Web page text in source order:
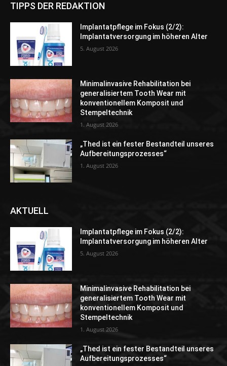
TIPPS DER REDAKTION
Implantatpflege im Fokus (2/2):
Implantatversorgung im höheren Alter
5. August 2026
Minimalinvasive Rehabilitation bei
generalisiertem Tooth Wear mit
konventionellem Komposit und
Stempeltechnik
1. August 2026
„Thed ist ein fester Bestandteil unseres
Aufbereitungsprozesses“
1. August 2026
AKTUELL
Implantatpflege im Fokus (2/2):
Implantatversorgung im höheren Alter
5. August 2026
Minimalinvasive Rehabilitation bei
generalisiertem Tooth Wear mit
konventionellem Komposit und
Stempeltechnik
1. August 2026
„Thed ist ein fester Bestandteil unseres
Aufbereitungsprozesses“